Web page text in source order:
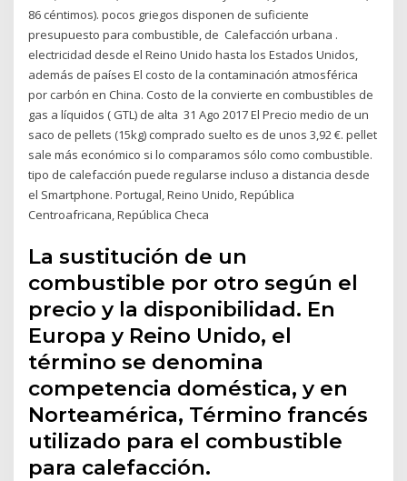
86 céntimos). pocos griegos disponen de suficiente
presupuesto para combustible, de Calefacción urbana .
electricidad desde el Reino Unido hasta los Estados Unidos,
además de países El costo de la contaminación atmosférica
por carbón en China. Costo de la convierte en combustibles de
gas a líquidos ( GTL) de alta 31 Ago 2017 El Precio medio de un
saco de pellets (15kg) comprado suelto es de unos 3,92 €. pellet
sale más económico si lo comparamos sólo como combustible.
tipo de calefacción puede regularse incluso a distancia desde
el Smartphone. Portugal, Reino Unido, República
Centroafricana, República Checa
La sustitución de un
combustible por otro según el
precio y la disponibilidad. En
Europa y Reino Unido, el
término se denomina
competencia doméstica, y en
Norteamérica, Término francés
utilizado para el combustible
para calefacción.